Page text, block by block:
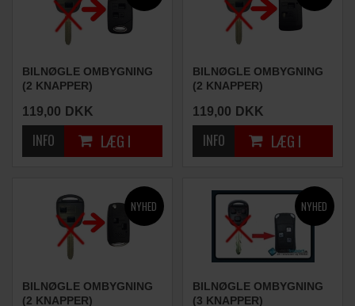
BILNØGLE OMBYGNING
(2 KNAPPER)
119,00 DKK
BILNØGLE OMBYGNING
(2 KNAPPER)
119,00 DKK
BILNØGLE OMBYGNING
(2 KNAPPER)
BILNØGLE OMBYGNING
(3 KNAPPER)